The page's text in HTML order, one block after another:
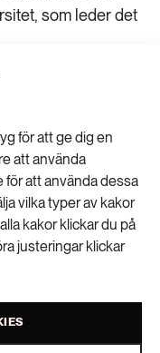
för att ge dig en
att använda
att använda dessa
vilka typer av kakor
kakor klickar du på
justeringar klickar
som leder det
bränder
i Ljusdal i
mil över
svårt på grund av
till slut var
skadade skogen
man jämföra